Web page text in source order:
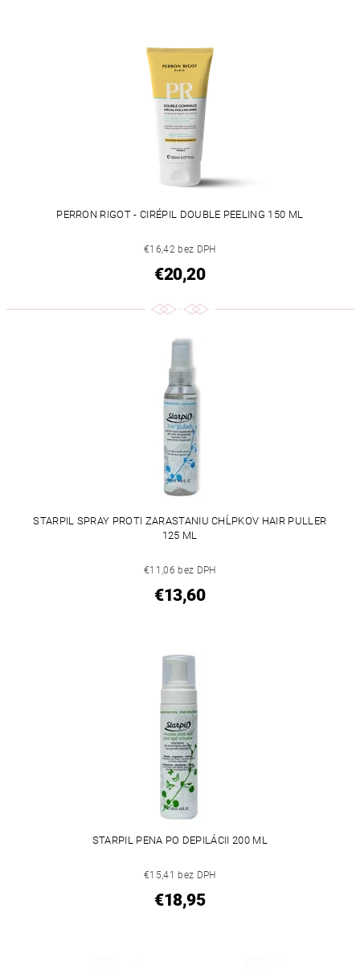
PERRON RIGOT - CIRÉPIL DOUBLE PEELING 150 ML
€16,42 bez DPH
€20,20
STARPIL SPRAY PROTI ZARASTANIU CHĹPKOV HAIR PULLER
125 ML
€11,06 bez DPH
€13,60
STARPIL PENA PO DEPILÁCII 200 ML
€15,41 bez DPH
€18,95